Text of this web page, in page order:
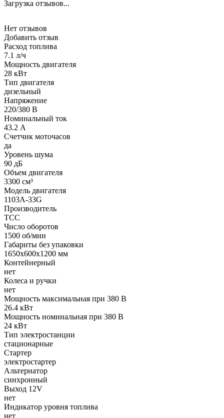
Загрузка отзывов...
Нет отзывов
Добавить отзыв
Расход топлива
7.1 л/ч
Мощность двигателя
28 кВт
Тип двигателя
дизельный
Напряжение
220/380 В
Номинальный ток
43.2 А
Счетчик моточасов
да
Уровень шума
90 дБ
Объем двигателя
3300 см³
Модель двигателя
1103A-33G
Производитель
ТСС
Число оборотов
1500 об/мин
Габариты без упаковки
1650х600х1200 мм
Контейнерный
нет
Колеса и ручки
нет
Мощность максимальная при 380 В
26.4 кВт
Мощность номинальная при 380 В
24 кВт
Тип электростанции
стационарные
Стартер
электростартер
Альтернатор
синхронный
Выход 12V
нет
Индикатор уровня топлива
нет